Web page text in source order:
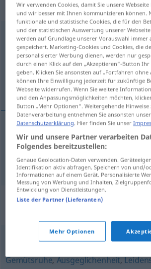
„Unerschütterlichkeit“
Unerschütterlichkeitf <
Übersicht aller Übersetzungen
(Für mehr Details die Übersetzung
imperturbabilidad, firmeza
imperturbabilidadf
firmezafinquebrantable
Synonyme für
Beherrschung,Seelenruhe,
Gemütsruhe,Ausgeglichenheit,
Wir verwenden Cookies, damit Sie unsere
und wir besser mit Ihnen kommunizieren können.
funktionale und statistische Cookies, die für den
und der statistischen Auswertung unserer
werden auf Grundlage unserer Vorauswahl immer
gespeichert. Marketing-Cookies und Cookies, die
personalisierter Werbung dienen, werden nur
durch einen Klick auf den „Akzeptieren“-Button
geben. Klicken Sie ansonsten auf „Fortfahren ohne
können Ihre Einwilligung jederzeit für zukünftige
Webseite widerrufen. Wenn Sie weitere
und den Anpassungsmöglichkeiten möchten,
Button „Mehr Optionen“. Weitergehende Hinweise
Datenverarbeitung entnehmen Sie ansonsten
Datenschutzerklärung. Hier finden Sie unser
Wir und unsere Partner verarbeiten
Folgendes bereitzustellen:
Genaue Geolocation-Daten verwenden.
Identifikation aktiv abfragen. Speichern von und/
Informationen auf einem Gerät. Personalisierte
Messung von Werbung und Inhalten,
Entwicklung von Dienstleistungen.
Liste der Partner (Lieferanten)
Mehr Optionen